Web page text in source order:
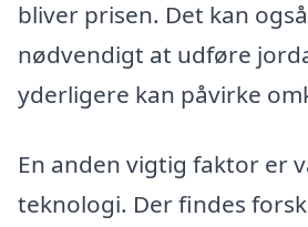
bliver prisen. Det kan
nødvendigt at udføre
yderligere kan påvirke
En anden vigtig faktor er
teknologi. Der findes